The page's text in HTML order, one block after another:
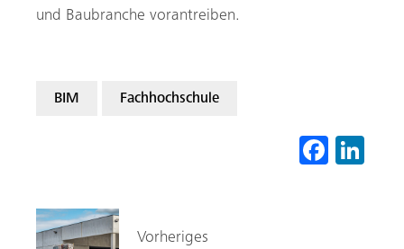
und Baubranche vorantreiben.
BIM Fachhochschule
Fa
Vorheriges